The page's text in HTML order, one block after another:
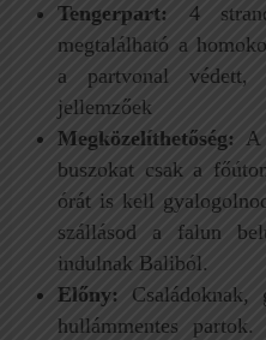
Tengerpart: 4
megtalálható a
a partvonal védett,
jellemzőek
Megközelíthetőség: A
buszokat csak a
órát is kell
szállásod a falun
indulnak Baliból.
Előny: Családoknak,
hullámmentes